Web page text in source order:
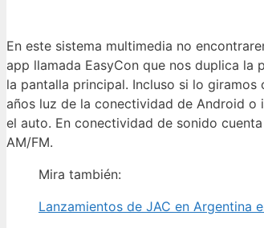
En este sistema multimedia no
app llamada EasyCon que nos duplica la
la pantalla principal. Incluso si lo
años luz de la conectividad de Android o
el auto. En conectividad de sonido
AM/FM.
Mira también:
Lanzamientos de JAC en Argentina